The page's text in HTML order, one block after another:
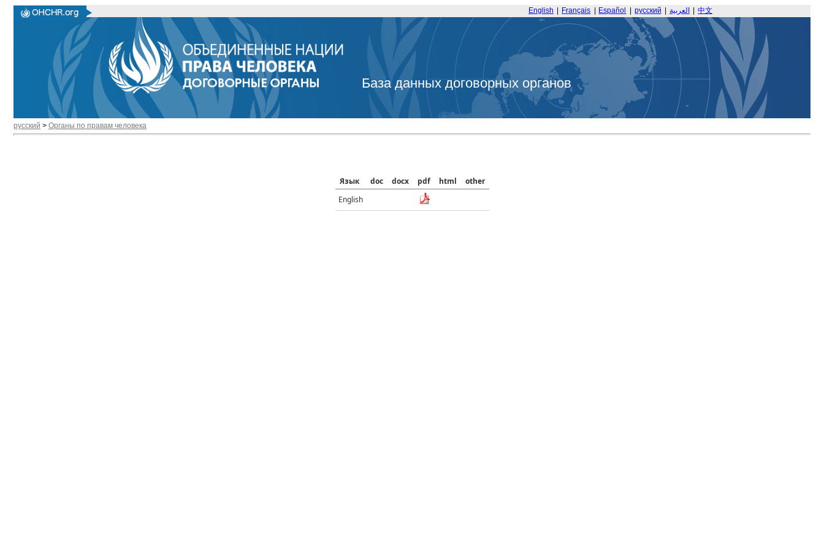
English Français Español русский العربية 中文
База данных договорных органов
русский > Органы по правам человека
Язык doc docx pdf html
other
English